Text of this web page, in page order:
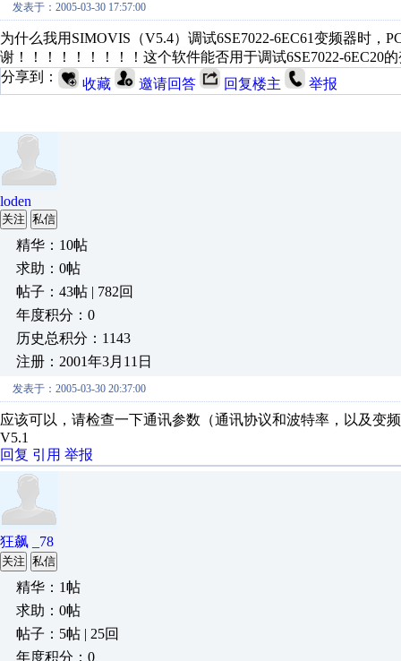
发表于：2005-03-30 17:57:00
为什么我用SIMOVIS（V5.4）调试6SE7022-6EC61变频器时，
谢！！！！！！！！！这个软件能否用于调试6SE7022-6EC20
分享到：
收藏 邀请回答 回复楼主 举报
loden
关注 私信
精华：10帖
求助：0帖
帖子：43帖 | 782回
年度积分：0
历史总积分：1143
注册：2001年3月11日
发表于：2005-03-30 20:37:00
应该可以，请检查一下通讯参数（通讯协议和波特率，以及变
V5.1
回复 引用 举报
狂飙 _78
关注 私信
精华：1帖
求助：0帖
帖子：5帖 | 25回
年度积分：0